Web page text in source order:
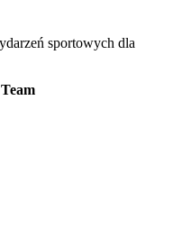
sportowych dla